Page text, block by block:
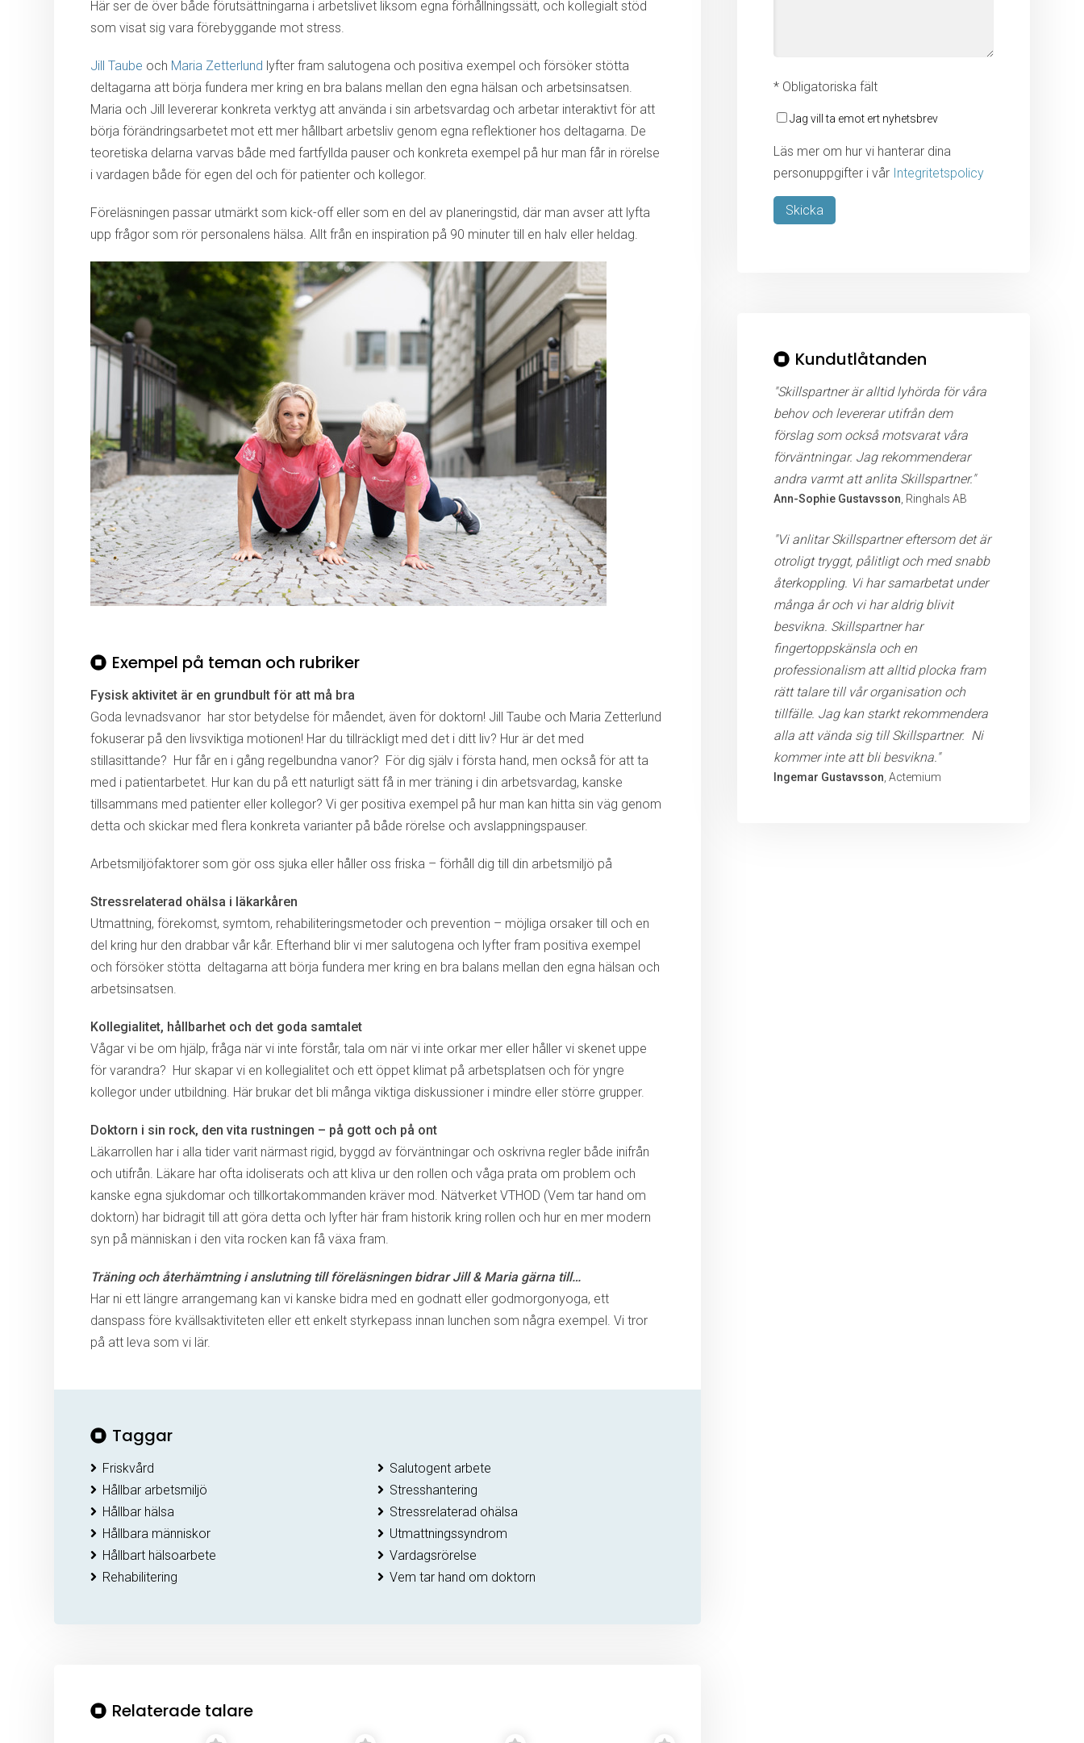
Här ser de över både förutsättningarna i arbetslivet liksom egna förhållningssätt, och kollegialt stöd
som visat sig vara förebyggande mot stress.
Jill Taube och Maria Zetterlund lyfter fram salutogena och positiva exempel och försöker stötta
deltagarna att börja fundera mer kring en bra balans mellan den egna hälsan och arbetsinsatsen.
Maria och Jill levererar konkreta verktyg att använda i sin arbetsvardag och arbetar interaktivt för att
börja förändringsarbetet mot ett mer hållbart arbetsliv genom egna reflektioner hos deltagarna. De
teoretiska delarna varvas både med fartfyllda pauser och konkreta exempel på hur man får in rörelse
i vardagen både för egen del och för patienter och kollegor.
Föreläsningen passar utmärkt som kick-off eller som en del av planeringstid, där man avser att lyfta
upp frågor som rör personalens hälsa. Allt från en inspiration på 90 minuter till en halv eller heldag.
Exempel på teman och rubriker
Fysisk aktivitet är en grundbult för att må bra
Goda levnadsvanor har stor betydelse för måendet, även för doktorn! Jill Taube och Maria Zetterlund
fokuserar på den livsviktiga motionen! Har du tillräckligt med det i ditt liv? Hur är det med
stillasittande? Hur får en i gång regelbundna vanor? För dig själv i första hand, men också för att ta
med i patientarbetet. Hur kan du på ett naturligt sätt få in mer träning i din arbetsvardag, kanske
tillsammans med patienter eller kollegor? Vi ger positiva exempel på hur man kan hitta sin väg genom
detta och skickar med flera konkreta varianter på både rörelse och avslappningspauser.
Arbetsmiljöfaktorer som gör oss sjuka eller håller oss friska – förhåll dig till din arbetsmiljö på
Stressrelaterad ohälsa i läkarkåren
Utmattning, förekomst, symtom, rehabiliteringsmetoder och prevention – möjliga orsaker till och en
del kring hur den drabbar vår kår. Efterhand blir vi mer salutogena och lyfter fram positiva exempel
och försöker stötta deltagarna att börja fundera mer kring en bra balans mellan den egna hälsan och
arbetsinsatsen.
Kollegialitet, hållbarhet och det goda samtalet
Vågar vi be om hjälp, fråga när vi inte förstår, tala om när vi inte orkar mer eller håller vi skenet uppe
för varandra? Hur skapar vi en kollegialitet och ett öppet klimat på arbetsplatsen och för yngre
kollegor under utbildning. Här brukar det bli många viktiga diskussioner i mindre eller större grupper.
Doktorn i sin rock, den vita rustningen – på gott och på ont
Läkarrollen har i alla tider varit närmast rigid, byggd av förväntningar och oskrivna regler både inifrån
och utifrån. Läkare har ofta idoliserats och att kliva ur den rollen och våga prata om problem och
kanske egna sjukdomar och tillkortakommanden kräver mod. Nätverket VTHOD (Vem tar hand om
doktorn) har bidragit till att göra detta och lyfter här fram historik kring rollen och hur en mer modern
syn på människan i den vita rocken kan få växa fram.
Träning och återhämtning i anslutning till föreläsningen bidrar Jill & Maria gärna till…
Har ni ett längre arrangemang kan vi kanske bidra med en godnatt eller godmorgonyoga, ett
danspass före kvällsaktiviteten eller ett enkelt styrkepass innan lunchen som några exempel. Vi tror
på att leva som vi lär.
Taggar
Friskvård
Hållbar arbetsmiljö
Hållbar hälsa
Hållbara människor
Hållbart hälsoarbete
Rehabilitering
Salutogent arbete
Stresshantering
Stressrelaterad ohälsa
Utmattningssyndrom
Vardagsrörelse
Vem tar hand om doktorn
Relaterade talare
* Obligatoriska fält
Jag vill ta emot ert nyhetsbrev
Läs mer om hur vi hanterar dina
personuppgifter i vår Integritetspolicy
Kundutlåtanden
"Skillspartner är alltid lyhörda för våra
behov och levererar utifrån dem
förslag som också motsvarat våra
förväntningar. Jag rekommenderar
andra varmt att anlita Skillspartner."
Ann-Sophie Gustavsson , Ringhals AB
"Vi anlitar Skillspartner eftersom det är
otroligt tryggt, pålitligt och med snabb
återkoppling. Vi har samarbetat under
många år och vi har aldrig blivit
besvikna. Skillspartner har
fingertoppskänsla och en
professionalism att alltid plocka fram
rätt talare till vår organisation och
tillfälle. Jag kan starkt rekommendera
alla att vända sig till Skillspartner. Ni
kommer inte att bli besvikna."
Ingemar Gustavsson , Actemium